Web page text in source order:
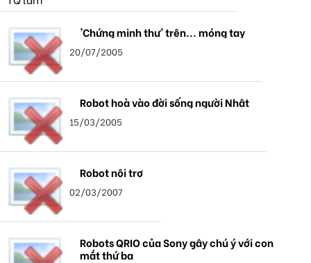
'Chứng minh thư' trên... móng tay
20/07/2005
Robot hoà vào đời sống người Nhật
15/03/2005
Robot nội trợ
02/03/2007
Robots QRIO của Sony gây chú ý với con
mắt thứ ba